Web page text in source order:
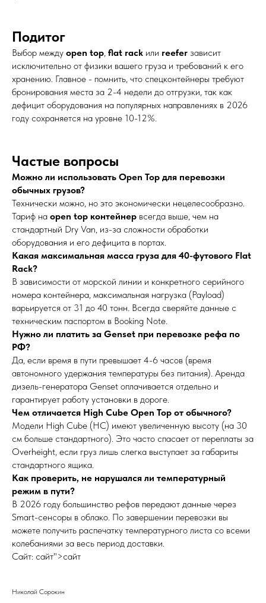
Подитог
Выбор между open top, flat rack или reefer зависит
исключительно от физики вашего груза и требований к его
хранению. Главное - помнить, что спецконтейнеры требуют
бронирования места за 2-4 недели до отгрузки, так как
дефицит оборудования на популярных направлениях в 2026
году сохраняется на уровне 10-12%.
Частые вопросы
Можно ли использовать Open Top для перевозки
обычных грузов?
Технически можно, но это экономически нецелесообразно.
Тариф на open top контейнер всегда выше, чем на
стандартный Dry Van, из-за сложности обработки
оборудования и его дефицита в портах.
Какая максимальная масса груза для 40-футового Flat
Rack?
В зависимости от морской линии и конкретного серийного
номера контейнера, максимальная нагрузка (Payload)
варьируется от 31 до 40 тонн. Всегда сверяйте данные с
техническим паспортом в Booking Note.
Нужно ли платить за Genset при перевозке рефа по
РФ?
Да, если время в пути превышает 4-6 часов (время
автономного удержания температуры без питания). Аренда
дизель-генератора Genset оплачивается отдельно и
гарантирует работу установки в дороге.
Чем отличается High Cube Open Top от обычного?
Модели High Cube (HC) имеют увеличенную высоту (на 30
см больше стандартного). Это часто спасает от переплаты за
Overheight, если груз лишь слегка выступает за габариты
стандартного ящика.
Как проверить, не нарушался ли температурный
режим в пути?
В 2026 году большинство рефов передают данные через
Smart-сенсоры в облако. По завершении перевозки вы
можете получить распечатку температурного листа со всеми
колебаниями за весь период доставки.
Сайт: сайт">сайт
Николай Сорокин